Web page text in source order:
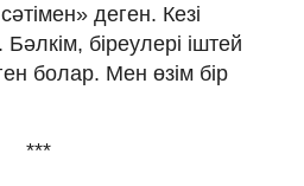
деген. Кезi
Бəлкiм, бiреулерi iштей
болар. Мен өзiм бiр
***